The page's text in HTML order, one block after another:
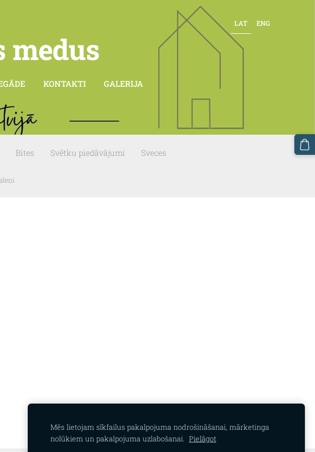
LAT ENG
medus
KONTAKTI GALERIJA
Bites Svētku piedāvājumi Sveces
Mēs lietojam sīkfailus pakalpojuma nodrošināšanai, mārketinga
nolūkiem un pakalpojuma uzlabošanai. Pielāgot